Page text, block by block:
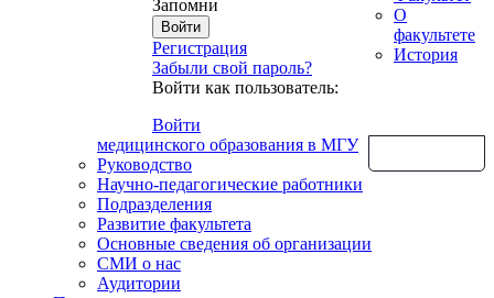
Запомни
Регистрация
Забыли свой пароль?
Войти как пользователь:
Войти
О
факультете
История
медицинского образования в МГУ
Руководство
Научно-педагогические работники
Подразделения
Развитие факультета
Основные сведения об организации
СМИ о нас
Аудитории